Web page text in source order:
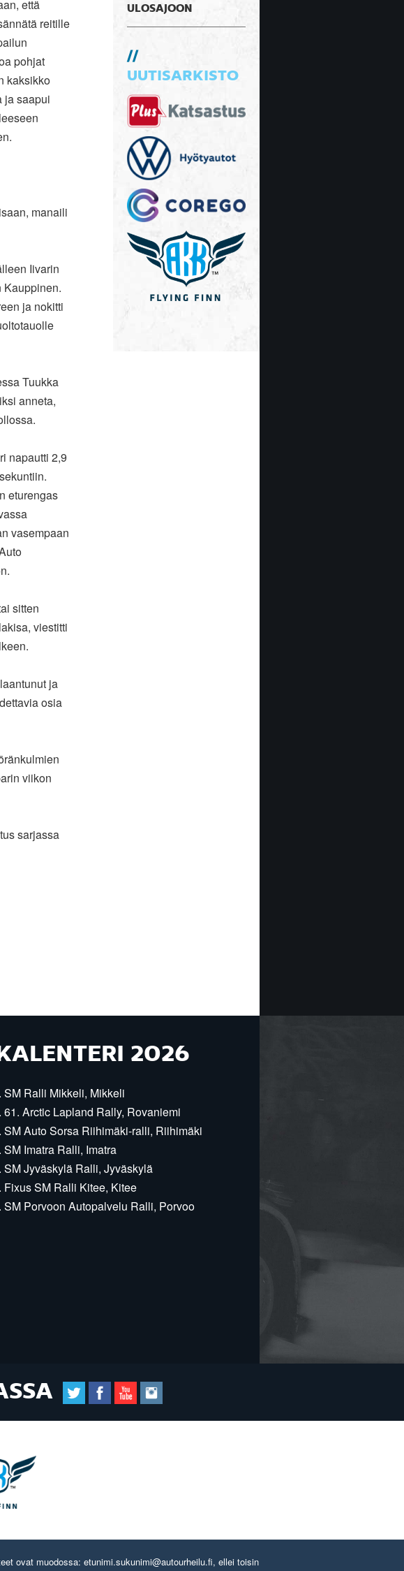
että
reitille
pohjat
kaksikko
ja saapui
manaili
Iivarin
Kauppinen.
ja nokitti
Tuukka
anneta,
napautti 2,9
eturengas
vasempaan
sitten
viestitti
ja
osia
viikon
sarjassa
ULOSAJOON
UUTISARKISTO
2026
Ralli Mikkeli, Mikkeli
Arctic Lapland Rally, Rovaniemi
Auto Sorsa Riihimäki-ralli, Riihimäki
Imatra Ralli, Imatra
Jyväskylä Ralli, Jyväskylä
SM Ralli Kitee, Kitee
Porvoon Autopalvelu Ralli, Porvoo
ovat muodossa: etunimi.sukunimi@autourheilu.fi, ellei toisin